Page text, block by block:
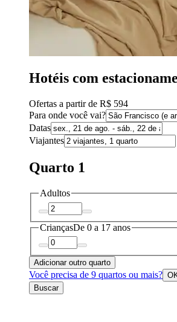
Hotéis com
Ofertas a partir de R$ 594
Para onde você vai?
Datas
Viajantes
Quarto 1
Adultos
CriançasDe 0 a 17 anos
Adicionar outro quarto
Você precisa de 9 quartos ou mais?
Buscar